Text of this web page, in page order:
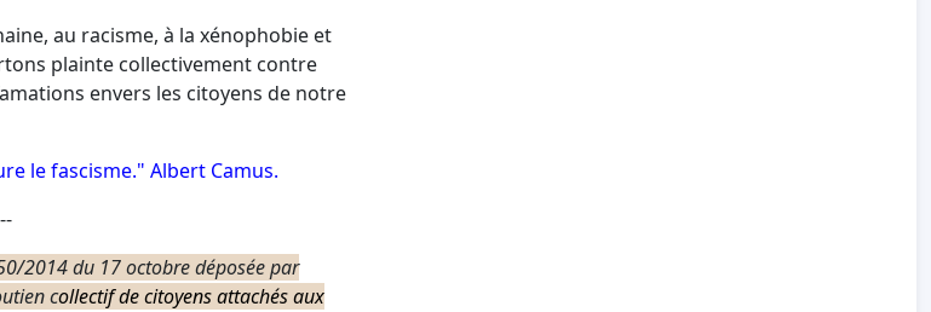
au racisme, à la xénophobie et
plainte collectivement contre
envers les citoyens de notre
le fascisme." Albert Camus.
2014 du 17 octobre déposée par
collectif de citoyens attachés aux